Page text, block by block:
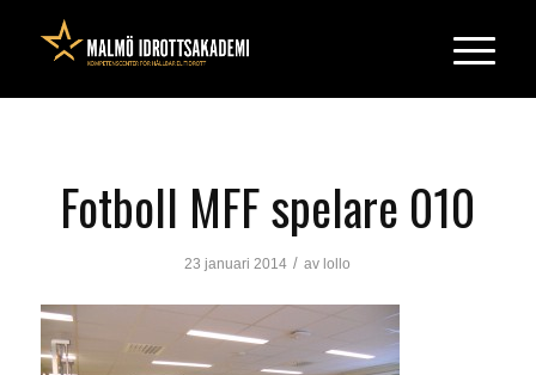
Fotboll MFF spelare 010
23 januari 2014 / av lollo